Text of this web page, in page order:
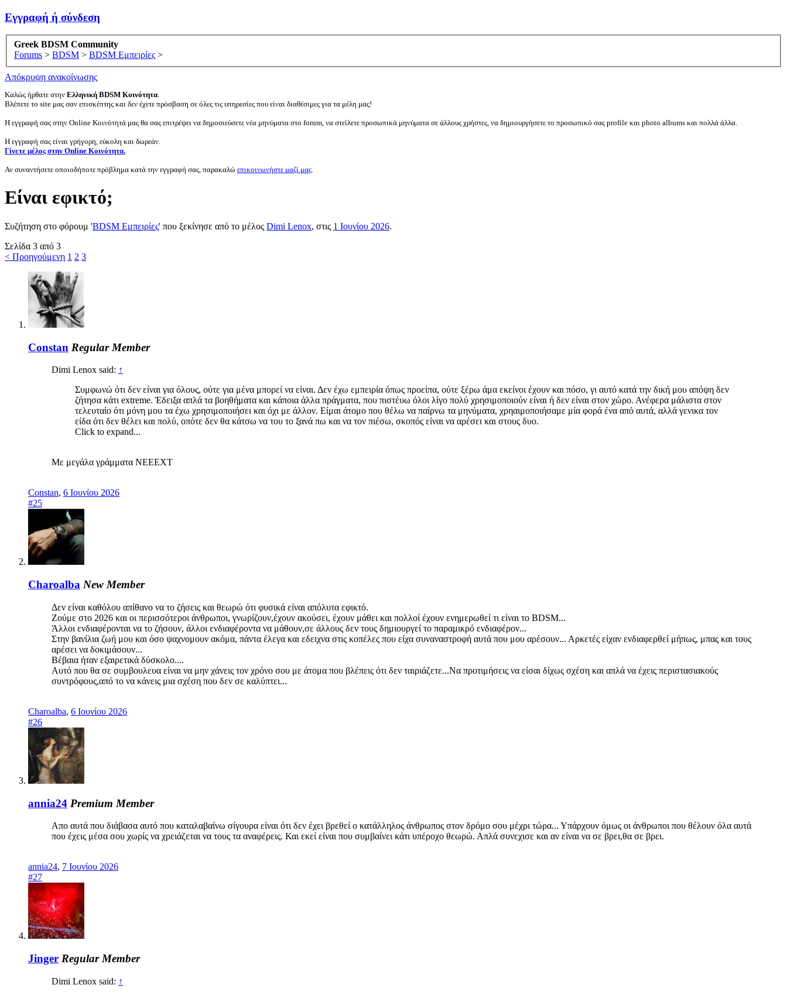
Εγγραφή ή σύνδεση
Greek BDSM Community
Forums > BDSM > BDSM Εμπειρίες >
Απόκρυψη ανακοίνωσης
Καλώς ήρθατε στην Ελληνική BDSM Κοινότητα.
Βλέπετε το site μας σαν επισκέπτης και δεν έχετε πρόσβαση σε όλες τις υπηρεσίες που είναι διαθέσιμες για τα μέλη μας!
Η εγγραφή σας στην Online Κοινότητά μας θα σας επιτρέψει να δημοσιεύσετε νέα μηνύματα στο forum, να στείλετε προσωπικά μηνύματα σε άλλους χρήστες, να δημιουργήσετε το προσωπικό σας profile και photo albums και πολλά άλλα.
Η εγγραφή σας είναι γρήγορη, εύκολη και δωρεάν.
Γίνετε μέλος στην Online Κοινότητα.
Αν συναντήσετε οποιοδήποτε πρόβλημα κατά την εγγραφή σας, παρακαλώ επικοινωνήστε μαζί μας.
Είναι εφικτό;
Συζήτηση στο φόρουμ 'BDSM Εμπειρίες' που ξεκίνησε από το μέλος Dimi Lenox, στις 1 Ιουνίου 2026.
Σελίδα 3 από 3
< Προηγούμενη 1 2 3
Constan Regular Member
Dimi Lenox said: ↑
Συμφωνώ ότι δεν είναι για όλους, ούτε για μένα μπορεί να είναι. Δεν έχω εμπειρία όπως προείπα, ούτε ξέρω άμα εκείνοι έχουν και πόσο, γι αυτό κατά την δική μου απόψη δεν
ζήτησα κάτι extreme. Έδειξα απλά τα βοηθήματα και κάποια άλλα πράγματα, που πιστέυω όλοι λίγο πολύ χρησιμοποιούν είναι ή δεν είναι στον χώρο. Ανέφερα μάλιστα στον
τελευταίο ότι μόνη μου τα έχω χρησιμοποιήσει και όχι με άλλον. Είμαι άτομο που θέλω να παίρνω τα μηνύματα, χρηαιμοποιήσαμε μία φορά ένα από αυτά, αλλά γενικα τον
είδα ότι δεν θέλει και πολύ, οπότε δεν θα κάτσω να του το ξανά πω και να τον πιέσω, σκοπός είναι να αρέσει και στους δυο.
Click to expand...
Με μεγάλα γράμματα NEEEXT
Constan, 6 Ιουνίου 2026
#25
Charoalba New Member
Δεν είναι καθόλου απίθανο να το ζήσεις και θεωρώ ότι φυσικά είναι απόλυτα εφικτό.
Ζούμε στο 2026 και οι περισσότεροι άνθρωποι, γνωρίζουν,έχουν ακούσει, έχουν μάθει και πολλοί έχουν ενημερωθεί τι είναι το BDSM...
Άλλοι ενδιαφέρονται να το ζήσουν, άλλοι ενδιαφέροντα να μάθουν,σε άλλους δεν τους δημιουργεί το παραμικρό ενδιαφέρον...
Στην βανίλια ζωή μου και όσο ψαχνομουν ακόμα, πάντα έλεγα και εδειχνα στις κοπέλες που είχα συναναστροφή αυτά που μου αρέσουν... Αρκετές είχαν ενδιαφερθεί μήπως, μπας και τους
αρέσει να δοκιμάσουν...
Βέβαια ήταν εξαιρετικά δύσκολο....
Αυτό που θα σε συμβουλευα είναι να μην χάνεις τον χρόνο σου με άτομα που βλέπεις ότι δεν ταιριάζετε...Να προτιμήσεις να είσαι δίχως σχέση και απλά να έχεις περιστασιακούς
συντρόφους,από το να κάνεις μια σχέση που δεν σε καλύπτει...
Charoalba, 6 Ιουνίου 2026
#26
annia24 Premium Member
Απο αυτά που διάβασα αυτό που καταλαβαίνω σίγουρα είναι ότι δεν έχει βρεθεί ο κατάλληλος άνθρωπος στον δρόμο σου μέχρι τώρα... Υπάρχουν όμως οι άνθρωποι που θέλουν όλα αυτά
που έχεις μέσα σου χωρίς να χρειάζεται να τους τα αναφέρεις. Και εκεί είναι που συμβαίνει κάτι υπέροχο θεωρώ. Απλά συνεχισε και αν είναι να σε βρει,θα σε βρει.
annia24, 7 Ιουνίου 2026
#27
Jinger Regular Member
Dimi Lenox said: ↑